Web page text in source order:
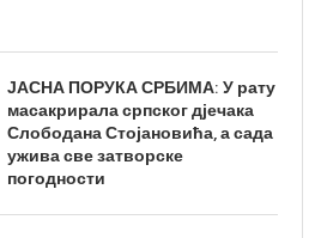
ЈАСНА ПОРУКА СРБИМА: У рату
масакрирала српског дјечака
Слободана Стојановића, а сада
ужива све затворске
погодности